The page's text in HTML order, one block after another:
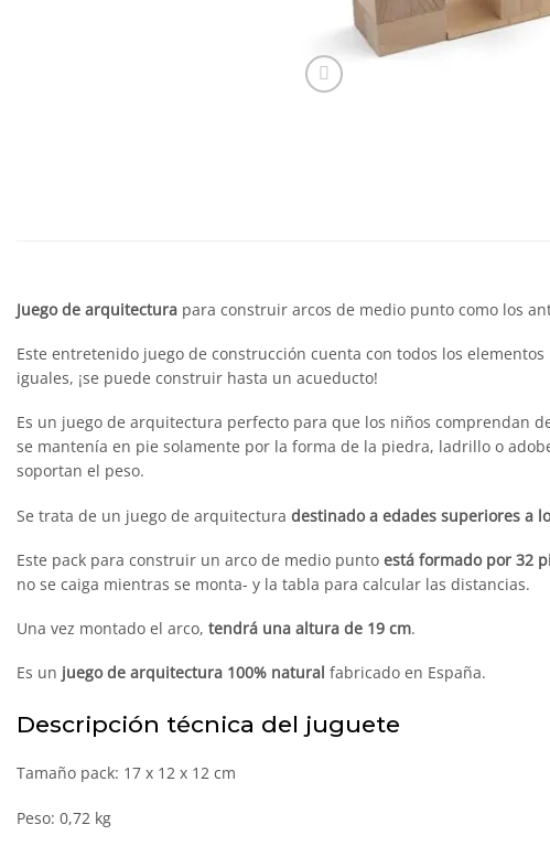
Juego de arquitectura para construir arcos de medio punto como los
Este entretenido juego de construcción cuenta con todos los
iguales, ¡se puede construir hasta un acueducto!
Es un juego de arquitectura perfecto para que los niños comprendan
se mantenía en pie solamente por la forma de la piedra, ladrillo o
soportan el peso.
Se trata de un juego de arquitectura destinado a edades superiores a
Este pack para construir un arco de medio punto está formado por 32
no se caiga mientras se monta- y la tabla para calcular las distancias.
Una vez montado el arco, tendrá una altura de 19 cm.
Es un juego de arquitectura 100% natural fabricado en España.
Descripción técnica del juguete
Tamaño pack: 17 x 12 x 12 cm
Peso: 0,72 kg